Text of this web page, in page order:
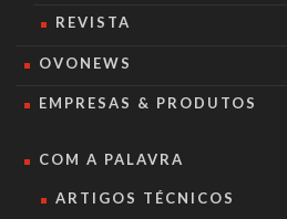
REVISTA
OVONEWS
EMPRESAS & PRODUTOS
COM A PALAVRA
ARTIGOS TÉCNICOS